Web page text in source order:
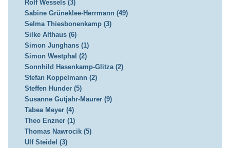
Rolf Wessels (3)
Sabine Grüneklee-Herrmann (49)
Selma Thiesbonenkamp (3)
Silke Althaus (6)
Simon Junghans (1)
Simon Westphal (2)
Sonnhild Hasenkamp-Glitza (2)
Stefan Koppelmann (2)
Steffen Hunder (5)
Susanne Gutjahr-Maurer (9)
Tabea Meyer (4)
Theo Enzner (1)
Thomas Nawrocik (5)
Ulf Steidel (3)